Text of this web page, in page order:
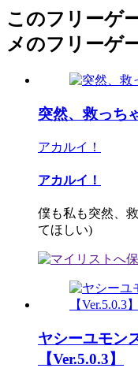
このフリーゲ
メのフリーゲ
突然、救っち
アカルイ！
アカルイ！
僕も私も突然、
てほしい)
ヤシーユモン
【Ver.5.0.3】